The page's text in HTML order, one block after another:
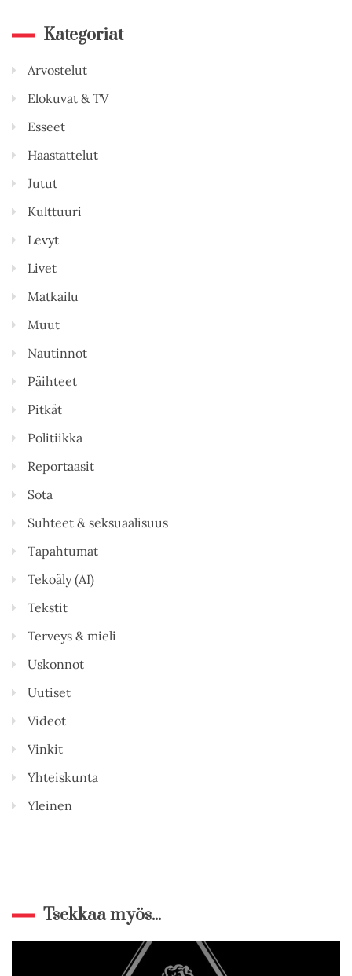
Kategoriat
Arvostelut
Elokuvat & TV
Esseet
Haastattelut
Jutut
Kulttuuri
Levyt
Livet
Matkailu
Muut
Nautinnot
Päihteet
Pitkät
Politiikka
Reportaasit
Sota
Suhteet & seksuaalisuus
Tapahtumat
Tekoäly (AI)
Tekstit
Terveys & mieli
Uskonnot
Uutiset
Videot
Vinkit
Yhteiskunta
Yleinen
Tsekkaa myös...